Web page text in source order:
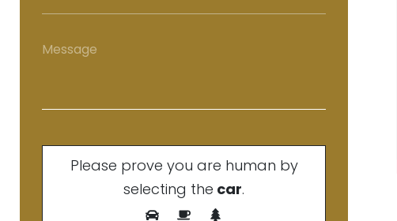
Please prove you are human by
selecting the car.